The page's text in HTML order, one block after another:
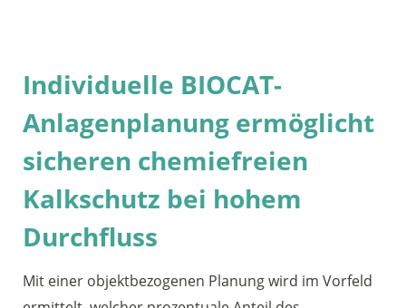
Individuelle BIOCAT-
Anlagenplanung ermöglicht
sicheren chemiefreien
Kalkschutz bei hohem
Durchfluss
Mit einer objektbezogenen Planung wird im Vorfeld